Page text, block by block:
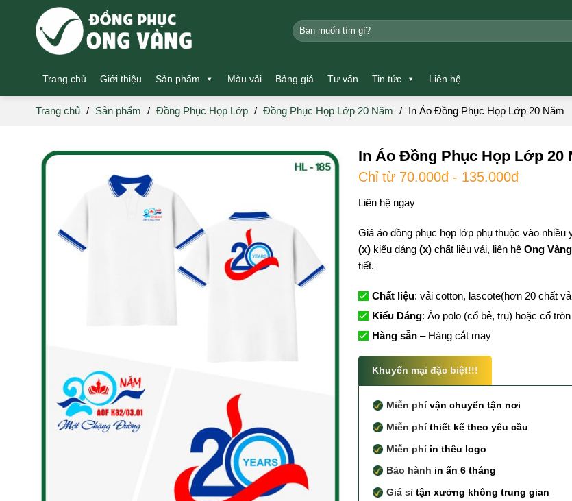
Tìm
kiếm:
Trang chủ Giới thiệu Sản phẩm Màu vải Bảng giá Tư vấn Tin tức Liên hệ
Trang chủ / Sản phẩm / Đồng Phục Họp Lớp / Đồng Phục Họp Lớp 20 Năm / In Áo Đồng Phục Họp Lớp 20 Năm
In Áo Đồng Phục Họp Lớp 20
Chỉ từ 70.000đ - 135.000đ
Liên hệ ngay
Giá áo đồng phục họp lớp phụ thuộc vào
(x) kiểu dáng(x)chất liệu vải, liên hệOng Vàng
tiết.
Chất liệu: vải cotton, lascote(hơn 20 chất
Kiểu Dáng: Áo polo (cổ bẻ, trụ) hoặc cổ tròn
Hàng sẵn – Hàng cắt may
Khuyến mại đặc biệt!!!
Miễn phívận chuyển tận nơi
Miễn phíthiết kế theo yêu cầu
Miễn phíin thêu logo
Bảo hành in ấn 6 tháng
Giá sỉ tận xưởng không trung gian